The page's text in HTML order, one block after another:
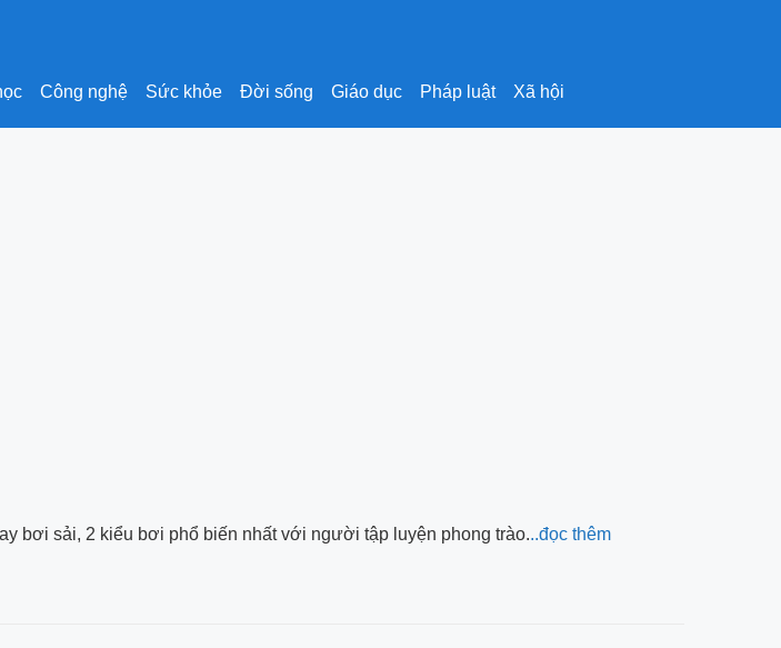
Công nghệ Sức khỏe Đời sống Giáo dục Pháp luật Xã hội
bơi sải, 2 kiểu bơi phổ biến nhất với người tập luyện phong trào...đọc thêm